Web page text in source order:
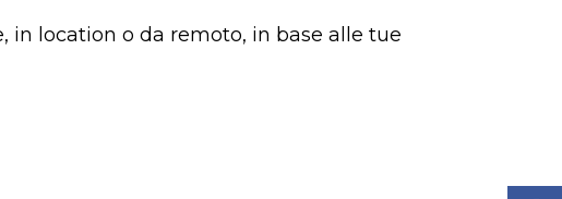
in location o da remoto, in base alle tue